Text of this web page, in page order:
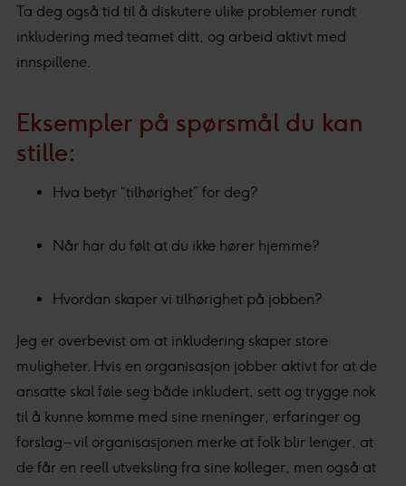
Ta deg også tid til å diskutere ulike problemer rundt
inkludering med teamet ditt, og arbeid aktivt med
innspillene.
Eksempler på spørsmål du kan
stille:
Hva betyr “tilhørighet” for deg?
Når har du følt at du ikke hører hjemme?
Hvordan skaper vi tilhørighet på jobben?
Jeg er overbevist om at inkludering skaper store
muligheter. Hvis en organisasjon jobber aktivt for at de
ansatte skal føle seg både inkludert, sett og trygge nok
til å kunne komme med sine meninger, erfaringer og
forslag – vil organisasjonen merke at folk blir lenger, at
de får en reell utveksling fra sine kolleger, men også at